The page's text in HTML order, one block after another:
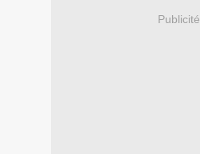
Publicité